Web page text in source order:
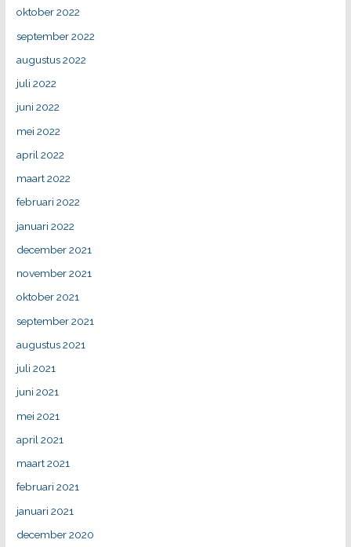
oktober 2022
september 2022
augustus 2022
juli 2022
juni 2022
mei 2022
april 2022
maart 2022
februari 2022
januari 2022
december 2021
november 2021
oktober 2021
september 2021
augustus 2021
juli 2021
juni 2021
mei 2021
april 2021
maart 2021
februari 2021
januari 2021
december 2020